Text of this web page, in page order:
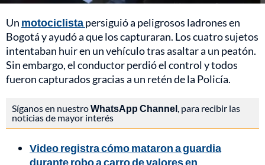
Un motociclistapersiguió a peligrosos ladrones en
Bogotá y ayudó a que los capturaran. Los cuatro sujetos
intentaban huir en un vehículo tras asaltar a un peatón.
Sin embargo, el conductor perdió el control y todos
fueron capturados gracias a un retén de la Policía.
Síganos en nuestroWhatsApp Channel , para recibir las
noticias de mayor interés
Video registra cómo mataron a guardia
durante robo a carro de valores en